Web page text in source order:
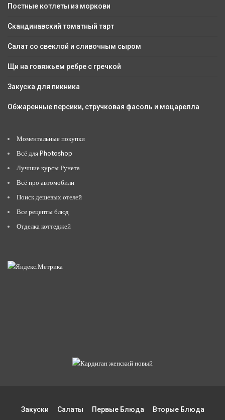
Постные котлеты из моркови
Скандинавский томатный тарт
Салат со свеклой и сливочным сыром
Щи на говяжьем ребре с гречкой
Закуска для пикника
Обжаренные персики, стручковая фасоль и моцарелла
Моментальные покупки
Всё для Photoshop
Лучшие курсы Рунета
Всё про автомобили
Поиск дешевых отелей
Все рецепты блюд
Отделка коттеджей
Закуски Салаты Первые Блюда
Вторые Блюда